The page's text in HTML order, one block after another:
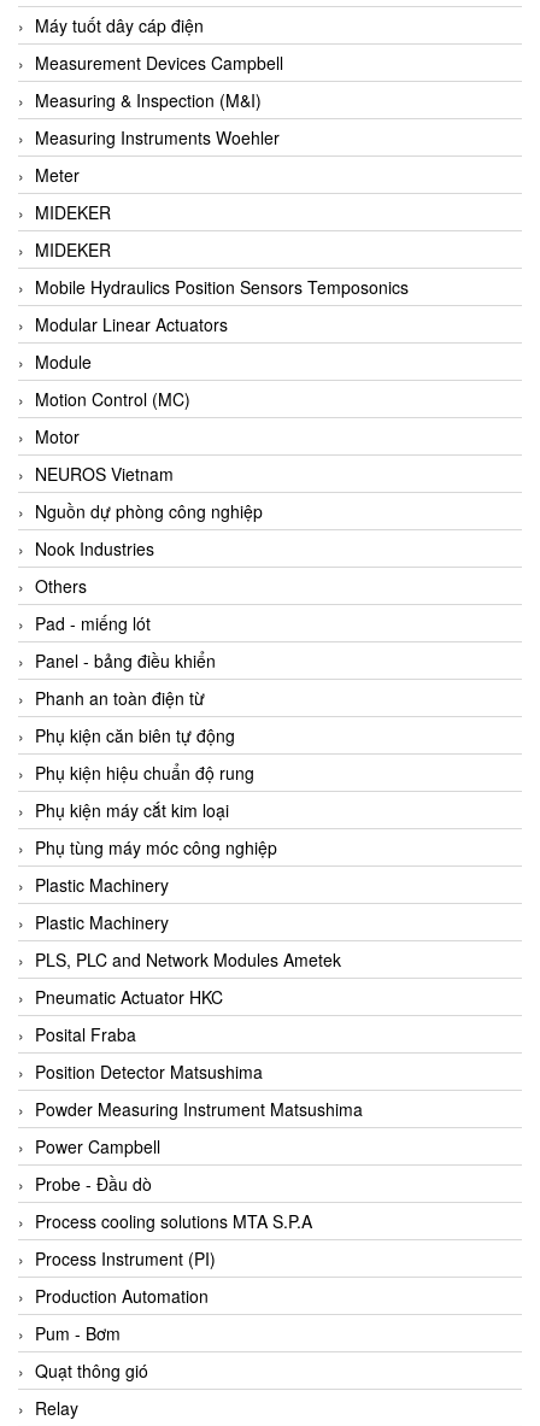
Barel Vietnam
Barksdale
Bartec
Basco
Baumer
Baumuller Vietnam
Baykee
BBC Bircher Smart Access
BCS ITALY
BEA SENSORS
Beacon Extender
Beckhoff
Bedook
Bei Sensor
Beijer
Beinlich-pumps
Beka
BEKO
Belimo
Benetech Vietnam
Bently Nevada
Bentone Vietnam
Bernstein Vietnam
Berthold
Bestech
Bestech
BETA
Bifold
Bihl+wiedemann
Bihl+wiedemann
Bilz
Binder Connector
Biotech
BirdX Vietnam
BK Vibro
Black Box
BlackBox Vietnam
BLAGDON PUMP
Máy tuốt dây cáp điện
Measurement Devices Campbell
Measuring & Inspection (M&I)
Measuring Instruments Woehler
Meter
MIDEKER
MIDEKER
Mobile Hydraulics Position Sensors Temposonics
Modular Linear Actuators
Module
Motion Control (MC)
Motor
NEUROS Vietnam
Nguồn dự phòng công nghiệp
Nook Industries
Others
Pad - miếng lót
Panel - bảng điều khiển
Phanh an toàn điện từ
Phụ kiện căn biên tự động
Phụ kiện hiệu chuẩn độ rung
Phụ kiện máy cắt kim loại
Phụ tùng máy móc công nghiệp
Plastic Machinery
Plastic Machinery
PLS, PLC and Network Modules Ametek
Pneumatic Actuator HKC
Posital Fraba
Position Detector Matsushima
Powder Measuring Instrument Matsushima
Power Campbell
Probe - Đầu dò
Process cooling solutions MTA S.P.A
Process Instrument (PI)
Production Automation
Pum - Bơm
Quạt thông gió
Relay